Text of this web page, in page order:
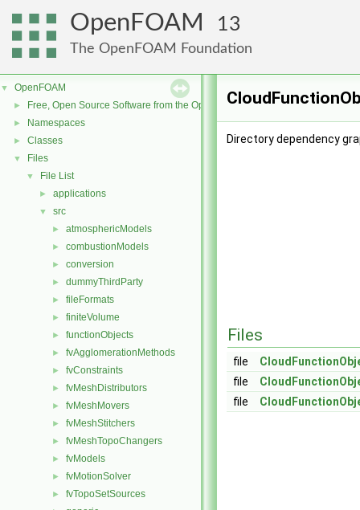
OpenFOAM 13
The OpenFOAM Foundation
▼ OpenFOAM
► Free, Open Source Software from the OpenFOAM Foundation
► Namespaces
► Classes
▼ Files
▼ File List
► applications
▼ src
► atmosphericModels
► combustionModels
► conversion
► dummyThirdParty
► fileFormats
► finiteVolume
► functionObjects
► fvAgglomerationMethods
► fvConstraints
► fvMeshDistributors
► fvMeshMovers
► fvMeshStitchers
► fvMeshTopoChangers
► fvModels
► fvMotionSolver
► fvTopoSetSources
Directory dependency
Files
file
file
file